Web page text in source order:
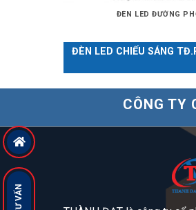
ĐÈN LED ĐƯỜNG
ĐÈN LED CHIẾU SÁNG
CÔNG TY